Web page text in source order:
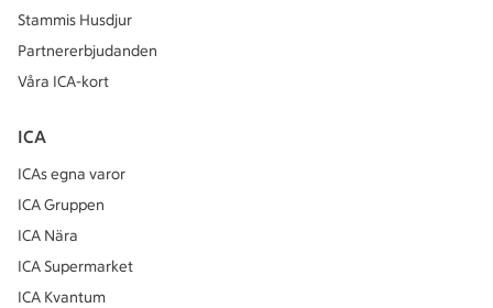
Stammis Husdjur
Partnererbjudanden
Våra ICA-kort
ICA
ICAs egna varor
ICA Gruppen
ICA Nära
ICA Supermarket
ICA Kvantum